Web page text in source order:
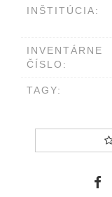
INŠTITÚCIA:
INVENTÁRNE
ČÍSLO:
TAGY: